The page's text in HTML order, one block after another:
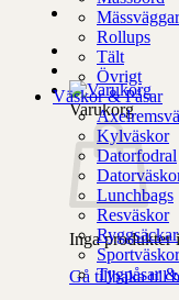
Varukorg
Inga produkter
Gå tillbaka till
Mässväggar
Rollups
Tält
Övrigt
Väskor & Påsar
Kylväskor
Datorfodral
Lunchbags
Resväskor
Ryggsäckar
Tygpåsar